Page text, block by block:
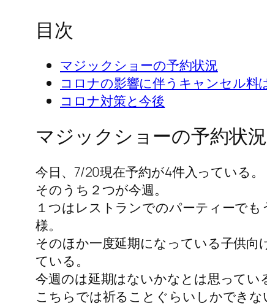
目次
マジックショーの予約状況
コロナの影響に伴うキャンセル料
コロナ対策と今後
マジックショーの予約状況
今日、7/20現在予約が4件入っている。
そのうち２つが今週。
１つはレストランでのパーティーで
様。
そのほか一度延期になっている子供
ている。
今週のは延期はないかなとは思ってい
こちらでは祈ることぐらいしかできな